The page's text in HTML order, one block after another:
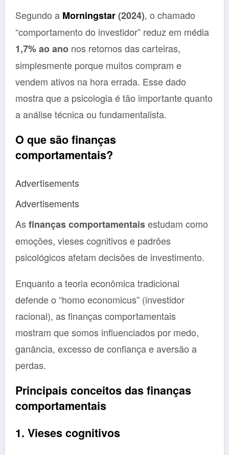
Segundo a Morningstar(2024), o chamado
“comportamento do investidor” reduz em média
1,7% ao ano nos retornos das carteiras,
simplesmente porque muitos compram e
vendem ativos na hora errada. Esse dado
mostra que a psicologia é tão importante quanto
a análise técnica ou fundamentalista.
O que são finanças
comportamentais?
Advertisements
Advertisements
Asfinanças comportamentaisestudam como
emoções, vieses cognitivos e padrões
psicológicos afetam decisões de investimento.
Enquanto a teoria econômica tradicional
defende o “homo economicus” (investidor
racional), as finanças comportamentais
mostram que somos influenciados por medo,
ganância, excesso de confiança e aversão a
perdas.
Principais conceitos das finanças
comportamentais
1. Vieses cognitivos